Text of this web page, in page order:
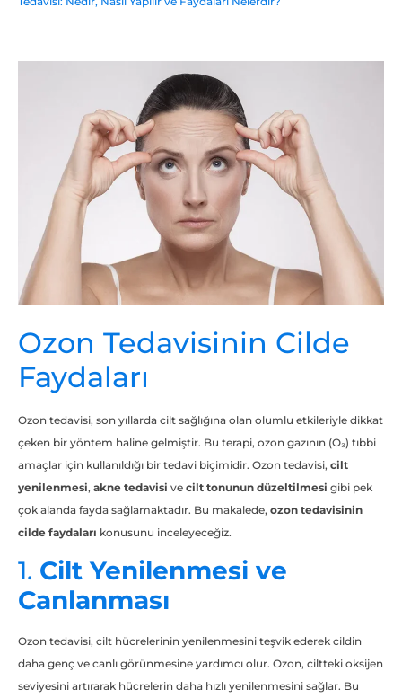
Ozon Tedavisinin Cilde
Faydaları
Ozon tedavisi, son yıllarda cilt sağlığına olan olumlu etkileriyle dikkat
çeken bir yöntem haline gelmiştir. Bu terapi, ozon gazının (O₃) tıbbi
amaçlar için kullanıldığı bir tedavi biçimidir. Ozon tedavisi, cilt
yenilenmesi, akne tedavisi ve cilt tonunun düzeltilmesi gibi pek
çok alanda fayda sağlamaktadır. Bu makalede, ozon tedavisinin
cilde faydaları konusunu inceleyeceğiz.
1. Cilt Yenilenmesi ve
Canlanması
Ozon tedavisi, cilt hücrelerinin yenilenmesini teşvik ederek cildin
daha genç ve canlı görünmesine yardımcı olur. Ozon, ciltteki oksijen
seviyesini artırarak hücrelerin daha hızlı yenilenmesini sağlar. Bu